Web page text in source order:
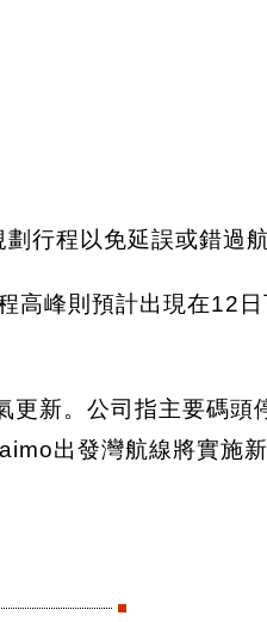
行程以免延誤或錯過航
高峰則預計出現在12
新。公司指主要碼頭
出發灣航線將實施